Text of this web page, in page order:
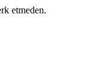
etmeden.